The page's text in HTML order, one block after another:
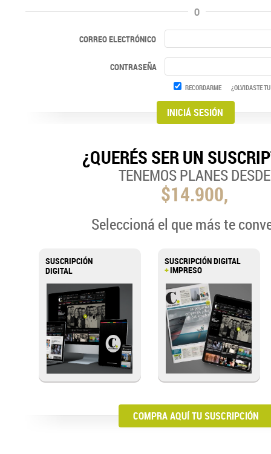
O
CORREO ELECTRÓNICO
CONTRASEÑA
RECORDARME ¿OLVIDASTE TU
¿QUERÉS SER UN
TENEMOS PLANES DESDE
$14.900,
Seleccioná el que más te
SUSCRIPCIÓN
DIGITAL
SUSCRIPCIÓN DIGITAL
+IMPRESO
COMPRA AQUÍ TU SUSCRIPCIÓN